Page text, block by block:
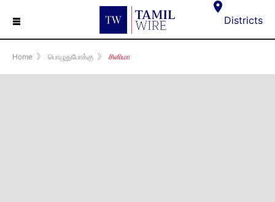
☰ Districts
Home 》 பொழுதுபோக்கு 》 சினிமா